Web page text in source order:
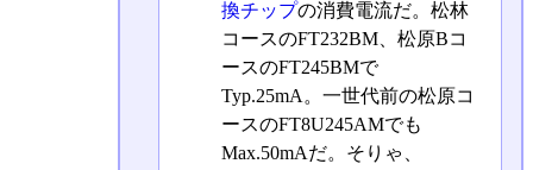
換チップの消費電流だ。松林
コースのFT232BM、松原Bコ
ースのFT245BMで
Typ.25mA。一世代前の松原コ
ースのFT8U245AMでも
Max.50mAだ。そりゃ、